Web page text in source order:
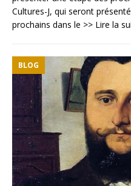
Cultures-J, qui seront
prochains dans le >> Lire la
BLOG